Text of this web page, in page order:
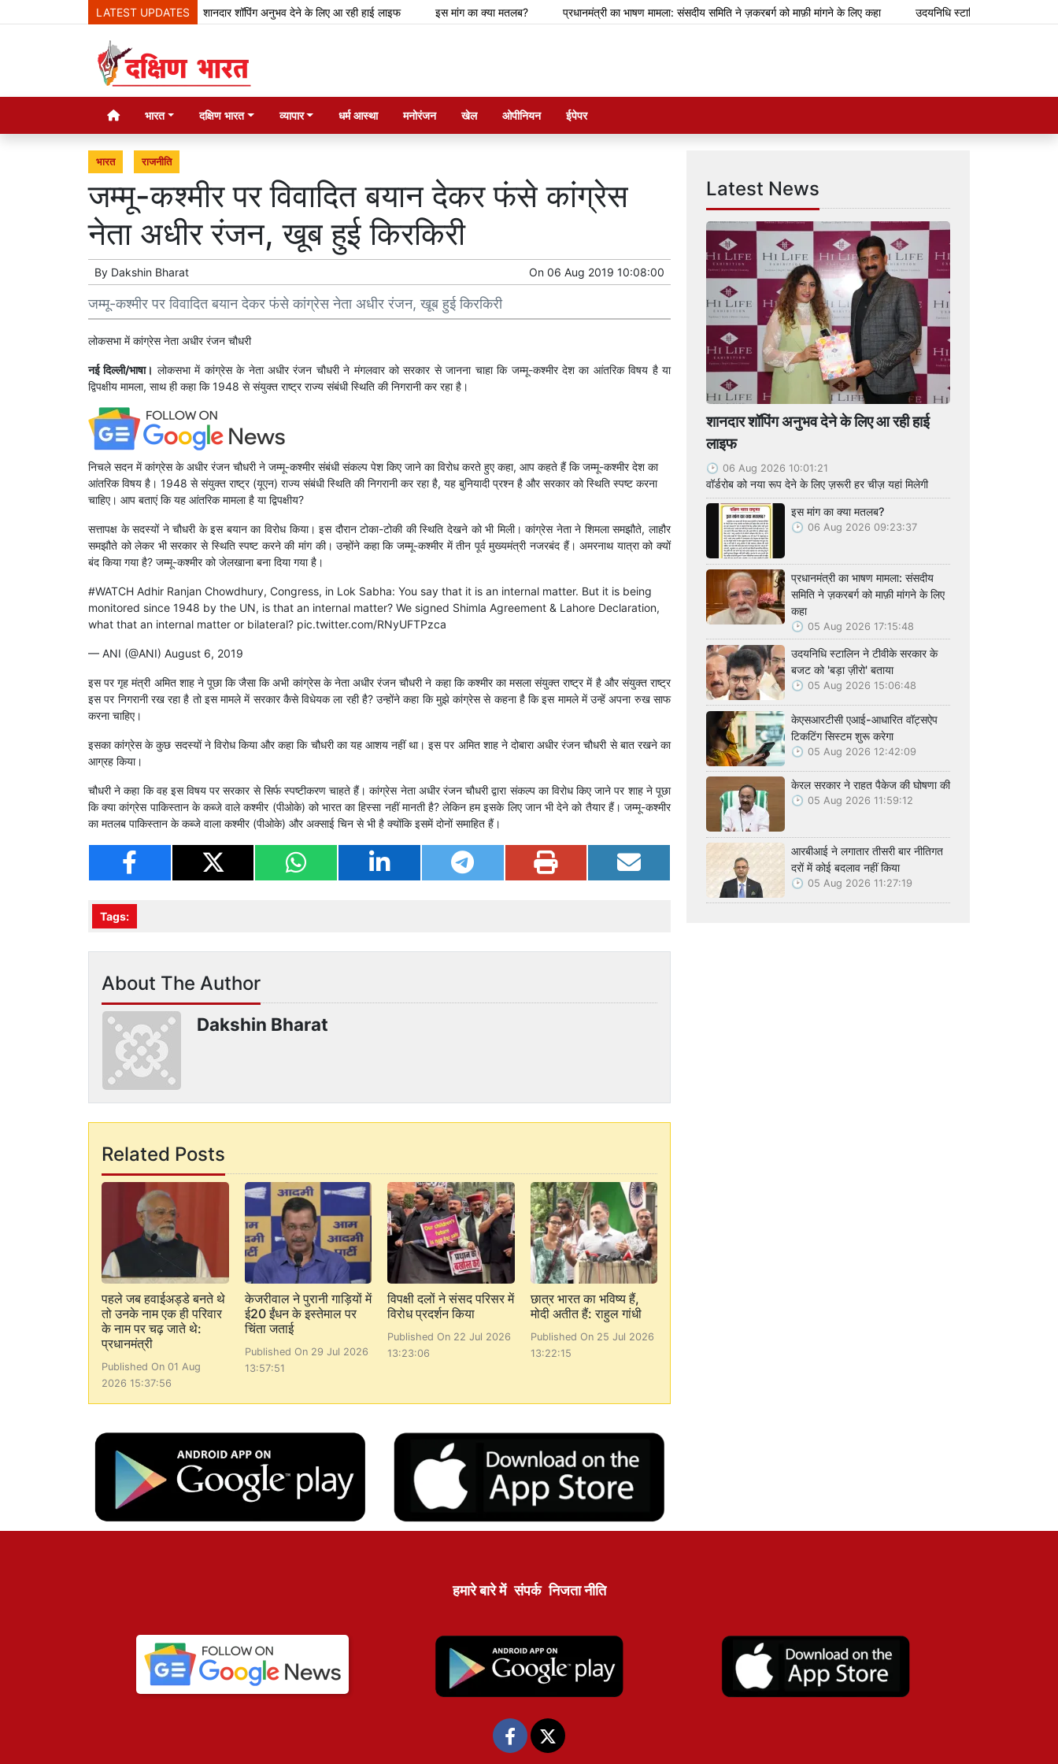
LATEST UPDATESशानदार शॉपिंग अनुभव देने के लिए आ रही हाई लाइफ इस मांग का क्या मतलब? प्रधानमंत्री का भाषण मामला: संसदीय समिति ने ज़करबर्ग को माफ़ी मांगने के लिए कहा उदयनिधि स्टालिन ने टीवीके सरकार के बजट
भारत दक्षिण भारत व्यापार धर्म आस्था मनोरंजन खेल ओपीनियन ईपेपर
भारत राजनीति
जम्मू-कश्मीर पर विवादित बयान देकर फंसे कांग्रेस
नेता अधीर रंजन, खूब हुई किरकिरी
By Dakshin Bharat On 06 Aug 2019 10:08:00
जम्मू-कश्मीर पर विवादित बयान देकर फंसे कांग्रेस नेता अधीर रंजन, खूब हुई किरकिरी
लोकसभा में कांग्रेस नेता अधीर रंजन चौधरी
नई दिल्ली/भाषा। लोकसभा में कांग्रेस के नेता अधीर रंजन चौधरी ने मंगलवार को सरकार से जानना चाहा कि जम्मू-कश्मीर देश का आंतरिक विषय है या
द्विपक्षीय मामला, साथ ही कहा कि 1948 से संयुक्त राष्ट्र राज्य संबंधी स्थिति की निगरानी कर रहा है।
निचले सदन में कांग्रेस के अधीर रंजन चौधरी ने जम्मू-कश्मीर संबंधी संकल्प पेश किए जाने का विरोध करते हुए कहा, आप कहते हैं कि जम्मू-कश्मीर देश का
आंतरिक विषय है। 1948 से संयुक्त राष्ट्र (यूएन) राज्य संबंधी स्थिति की निगरानी कर रहा है, यह बुनियादी प्रश्न है और सरकार को स्थिति स्पष्ट करना
चाहिए। आप बताएं कि यह आंतरिक मामला है या द्विपक्षीय?
सत्तापक्ष के सदस्यों ने चौधरी के इस बयान का विरोध किया। इस दौरान टोका-टोकी की स्थिति देखने को भी मिली। कांग्रेस नेता ने शिमला समझौते, लाहौर
समझौते को लेकर भी सरकार से स्थिति स्पष्ट करने की मांग की। उन्होंने कहा कि जम्मू-कश्मीर में तीन पूर्व मुख्यमंत्री नजरबंद हैं। अमरनाथ यात्रा को क्यों
बंद किया गया है? जम्मू-कश्मीर को जेलखाना बना दिया गया है।
#WATCH Adhir Ranjan Chowdhury, Congress, in Lok Sabha: You say that it is an internal matter. But it is being
monitored since 1948 by the UN, is that an internal matter? We signed Shimla Agreement & Lahore Declaration,
what that an internal matter or bilateral? pic.twitter.com/RNyUFTPzca
— ANI (@ANI) August 6, 2019
इस पर गृह मंत्री अमित शाह ने पूछा कि जैसा कि अभी कांग्रेस के नेता अधीर रंजन चौधरी ने कहा कि कश्मीर का मसला संयुक्त राष्ट्र में है और संयुक्त राष्ट्र
इस पर निगरानी रख रहा है तो इस मामले में सरकार कैसे विधेयक ला रही है? उन्होंने कहा कि मुझे कांग्रेस से कहना है कि इस मामले में उन्हें अपना रुख साफ
करना चाहिए।
इसका कांग्रेस के कुछ सदस्यों ने विरोध किया और कहा कि चौधरी का यह आशय नहीं था। इस पर अमित शाह ने दोबारा अधीर रंजन चौधरी से बात रखने का
आग्रह किया।
चौधरी ने कहा कि वह इस विषय पर सरकार से सिर्फ स्पष्टीकरण चाहते हैं। कांग्रेस नेता अधीर रंजन चौधरी द्वारा संकल्प का विरोध किए जाने पर शाह ने पूछा
कि क्या कांग्रेस पाकिस्तान के कब्जे वाले कश्मीर (पीओके) को भारत का हिस्सा नहीं मानती है? लेकिन हम इसके लिए जान भी देने को तैयार हैं। जम्मू-कश्मीर
का मतलब पाकिस्तान के कब्जे वाला कश्मीर (पीओके) और अक्साई चिन से भी है क्योंकि इसमें दोनों समाहित हैं।
Tags:
About The Author
Dakshin Bharat
Related Posts
पहले जब हवाईअड्डे बनते थे
तो उनके नाम एक ही परिवार
के नाम पर चढ़ जाते थे:
प्रधानमंत्री
Published On 01 Aug
2026 15:37:56
केजरीवाल ने पुरानी गाड़ियों में
ई20 ईंधन के इस्तेमाल पर
चिंता जताई
Published On 29 Jul 2026
13:57:51
विपक्षी दलों ने संसद परिसर में
विरोध प्रदर्शन किया
Published On 22 Jul 2026
13:23:06
छात्र भारत का भविष्य हैं,
मोदी अतीत हैं: राहुल गांधी
Published On 25 Jul 2026
13:22:15
Latest News
शानदार शॉपिंग अनुभव देने के लिए आ रही हाई
लाइफ
06 Aug 2026 10:01:21
वॉर्डरोब को नया रूप देने के लिए ज़रूरी हर चीज़ यहां मिलेगी
इस मांग का क्या मतलब?
06 Aug 2026 09:23:37
प्रधानमंत्री का भाषण मामला: संसदीय
समिति ने ज़करबर्ग को माफ़ी मांगने के लिए
कहा
05 Aug 2026 17:15:48
उदयनिधि स्टालिन ने टीवीके सरकार के
बजट को 'बड़ा ज़ीरो' बताया
05 Aug 2026 15:06:48
केएसआरटीसी एआई-आधारित वॉट्सऐप
टिकटिंग सिस्टम शुरू करेगा
05 Aug 2026 12:42:09
केरल सरकार ने राहत पैकेज की घोषणा की
05 Aug 2026 11:59:12
आरबीआई ने लगातार तीसरी बार नीतिगत
दरों में कोई बदलाव नहीं किया
05 Aug 2026 11:27:19
हमारे बारे में संपर्क निजता नीति